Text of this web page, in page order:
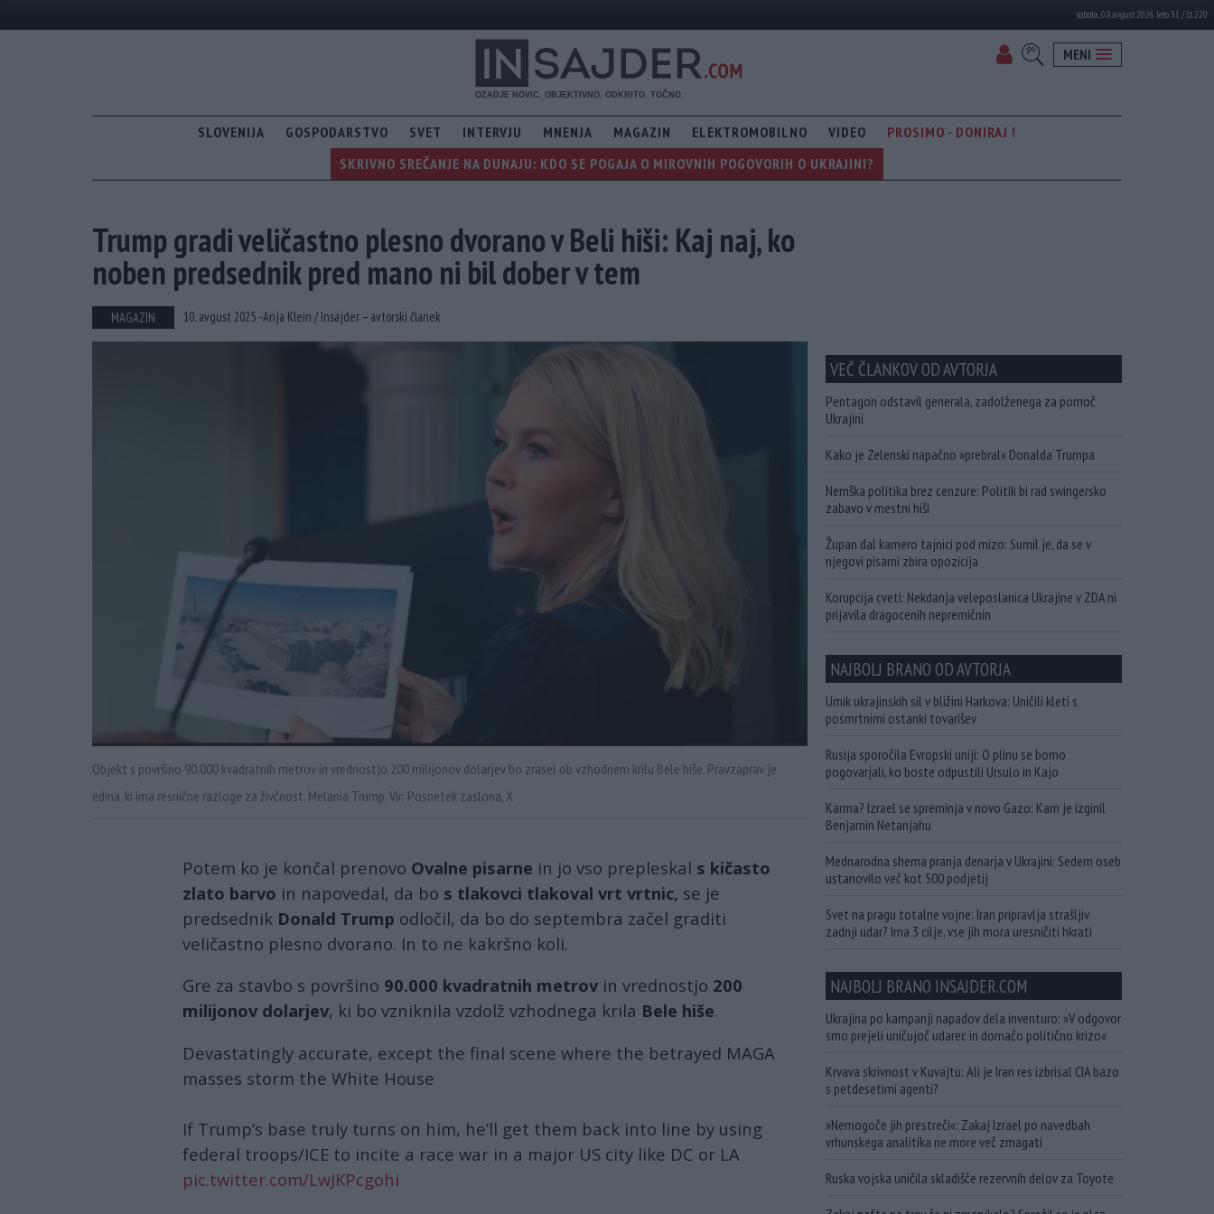
sobota, 08. avgust 2026 leto 31 / št. 220
MENI
SLOVENIJA GOSPODARSTVO SVET INTERVJU MNENJA MAGAZIN ELEKTROMOBILNO VIDEO
PROSIMO - DONIRAJ !
SKRIVNO SREČANJE NA DUNAJU: KDO SE POGAJA O MIROVNIH POGOVORIH O UKRAJINI?
Trump gradi veličastno plesno dvorano v Beli hiši: Kaj naj, ko
noben predsednik pred mano ni bil dober v tem
MAGAZIN 10. avgust 2025 -Anja Klein /Insajder – avtorski članek
Objekt s površino 90.000 kvadratnih metrov in vrednostjo 200 milijonov dolarjev bo zrasel ob vzhodnem krilu Bele hiše. Pravzaprav je
edina, ki ima resnične razloge za živčnost, Melania Trump. Vir: Posnetek zaslona, X
Potem ko je končal prenovo Ovalne pisarne in jo vso prepleskal s kičasto
zlato barvo in napovedal, da bo s tlakovci tlakoval vrt vrtnic, se je
predsednik Donald Trump odločil, da bo do septembra začel graditi
veličastno plesno dvorano. In to ne kakršno koli.
Gre za stavbo s površino 90.000 kvadratnih metrov in vrednostjo 200
milijonov dolarjev, ki bo vzniknila vzdolž vzhodnega krila Bele hiše.
Devastatingly accurate, except the final scene where the betrayed MAGA
masses storm the White House
If Trump’s base truly turns on him, he’ll get them back into line by using
federal troops/ICE to incite a race war in a major US city like DC or LA
pic.twitter.com/LwJKPcgohi
VEČ ČLANKOV OD AVTORJA
Pentagon odstavil generala, zadolženega za pomoč
Ukrajini
Kako je Zelenski napačno »prebral« Donalda Trumpa
Nemška politika brez cenzure: Politik bi rad swingersko
zabavo v mestni hiši
Župan dal kamero tajnici pod mizo: Sumil je, da se v
njegovi pisarni zbira opozicija
Korupcija cveti: Nekdanja veleposlanica Ukrajine v ZDA ni
prijavila dragocenih nepremičnin
NAJBOLJ BRANO OD AVTORJA
Umik ukrajinskih sil v bližini Harkova: Uničili kleti s
posmrtnimi ostanki tovarišev
Rusija sporočila Evropski uniji: O plinu se bomo
pogovarjali, ko boste odpustili Ursulo in Kajo
Karma? Izrael se spreminja v novo Gazo: Kam je izginil
Benjamin Netanjahu
Mednarodna shema pranja denarja v Ukrajini: Sedem oseb
ustanovilo več kot 500 podjetij
Svet na pragu totalne vojne: Iran pripravlja strašljiv
zadnji udar? Ima 3 cilje, vse jih mora uresničiti hkrati
NAJBOLJ BRANO INSAJDER.COM
Ukrajina po kampanji napadov dela inventuro: »V odgovor
smo prejeli uničujoč udarec in domačo politično krizo«
Krvava skrivnost v Kuvajtu: Ali je Iran res izbrisal CIA bazo
s petdesetimi agenti?
»Nemogoče jih prestreči«: Zakaj Izrael po navedbah
vrhunskega analitika ne more več zmagati
Ruska vojska uničila skladišče rezervnih delov za Toyote